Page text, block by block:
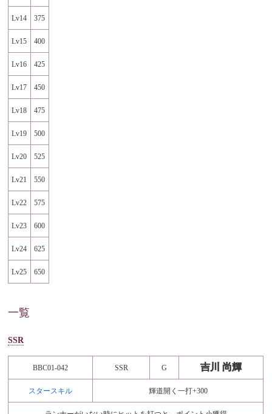
Lv14 375
Lv15 400
Lv16 425
Lv17 450
Lv18 475
Lv19 500
Lv20 525
Lv21 550
Lv22 575
Lv23 600
Lv24 625
Lv25 650
一覧
SSR
BBC01-042 SSR G 吉川 尚輝
スタースキル 輝道開く一打+300